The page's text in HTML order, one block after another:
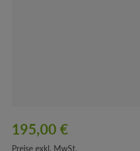
195,00 €
Preise exkl. MwSt.